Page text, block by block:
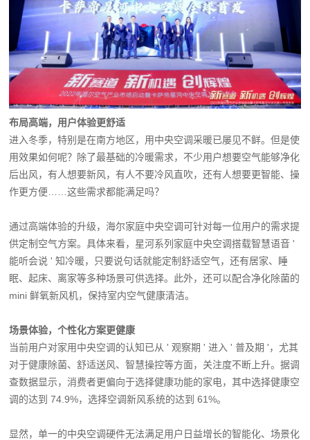
布局高端，用户体验更舒适
进入冬季，特别是在南方地区，用中央空调采暖已屡见不鲜。但是使
用效果如何呢？除了最基础的冷暖需求，不少用户想要空气能够净化
后出风，有人想要新风，有人不要冷风直吹，还有人想要更智能、操
作更方便……这些需求都能满足吗？
通过高端体验的升级，海尔家庭中央空调可针对每一位用户的需求提
供定制空气方案。具体来看，星河系列家庭中央空调搭载智慧语音 '
能听会说 ' 知冷暖，只要说句话就能定制舒适空气，还有居家、睡
眠、起床、离家等多种场景可供选择。此外，还可以配合净化除菌的
mini 鲜氧新风机，保持室内空气健康清洁。
场景体验，个性化方案更健康
当前用户对家用中央空调的认知已从 ' 观察期 ' 进入 ' 普及期 '，尤其
对于健康除菌、舒适送风、智慧操控等方面，关注度不断上升。据调
查数据显示，消费者更偏向于选择健康功能的家电，其中选择健康空
调的达到 74.9%，选择空调新风系统的达到 61%。
显然，单一的中央空调硬件无法满足用户日益增长的智能化、场景化